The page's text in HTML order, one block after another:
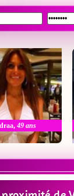
, 49 ans